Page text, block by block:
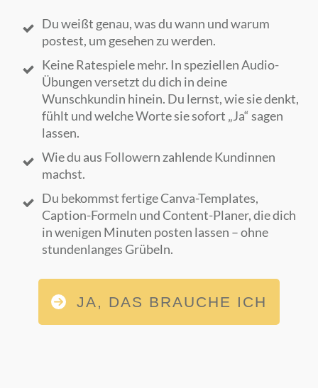
Du weißt genau, was du wann und warum
postest, um gesehen zu werden.
Keine Ratespiele mehr. In speziellen Audio-
Übungen versetzt du dich in deine
Wunschkundin hinein. Du lernst, wie sie denkt,
fühlt und welche Worte sie sofort „Ja“ sagen
lassen.
Wie du aus Followern zahlende Kundinnen
machst.
Du bekommst fertige Canva-Templates,
Caption-Formeln und Content-Planer, die dich
in wenigen Minuten posten lassen – ohne
stundenlanges Grübeln.
JA, DAS BRAUCHE ICH